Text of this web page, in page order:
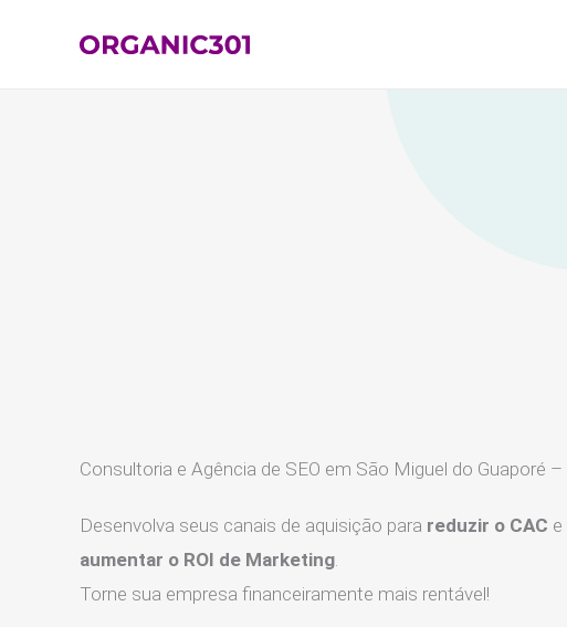
Consultoria e Agência de SEO em São Miguel do Guaporé –
Desenvolva seus canais de aquisição para reduzir o CAC e
aumentar o ROI de Marketing.
Torne sua empresa financeiramente mais rentável!